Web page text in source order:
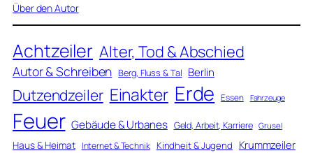
Über den Autor
Achtzeiler Alter, Tod & Abschied
Autor & Schreiben Berg, Fluss & Tal Berlin
Dutzendzeiler Einakter Erde Essen Fahrzeuge
Feuer Gebäude & Urbanes Geld, Arbeit, Karriere Grusel
Haus & Heimat Internet & Technik Kindheit & Jugend Krummzeiler